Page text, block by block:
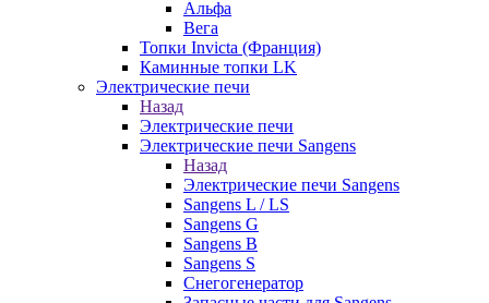
Альфа
Вега
Топки Invicta (Франция)
Каминные топки LK
Электрические печи
Назад
Электрические печи
Электрические печи Sangens
Назад
Электрические печи Sangens
Sangens L / LS
Sangens G
Sangens B
Sangens S
Снегогенератор